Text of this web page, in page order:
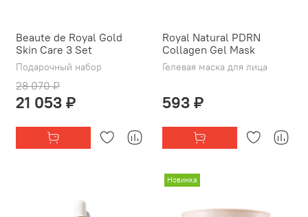
Beaute de Royal Gold
Skin Care 3 Set
Подарочный набор
28 070 ₽
21 053 ₽
Royal Natural PDRN
Collagen Gel Mask
Гелевая маска для лица
593 ₽
Новинка